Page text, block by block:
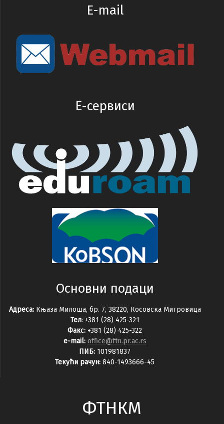
E-mail
E-сервиси
Основни подаци
Адреса: Књаза Милоша, бр. 7, 38220, Косовска Митровица
Тел: +381 (28) 425-321
Факс: +381 (28) 425-322
e-mail: office@ftn.pr.ac.rs
ПИБ: 101981837
Текући рачун: 840-1493666-45
ФТНКМ